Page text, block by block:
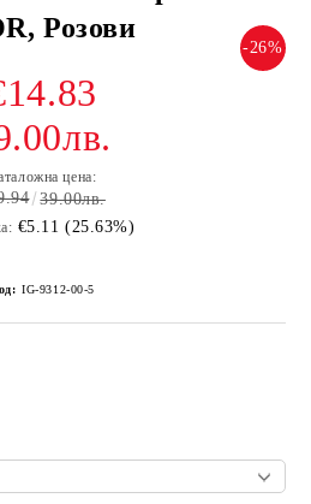
Розови
-26%
цена:
39.00лв.
€5.11 (25.63%)
IG-9312-00-5